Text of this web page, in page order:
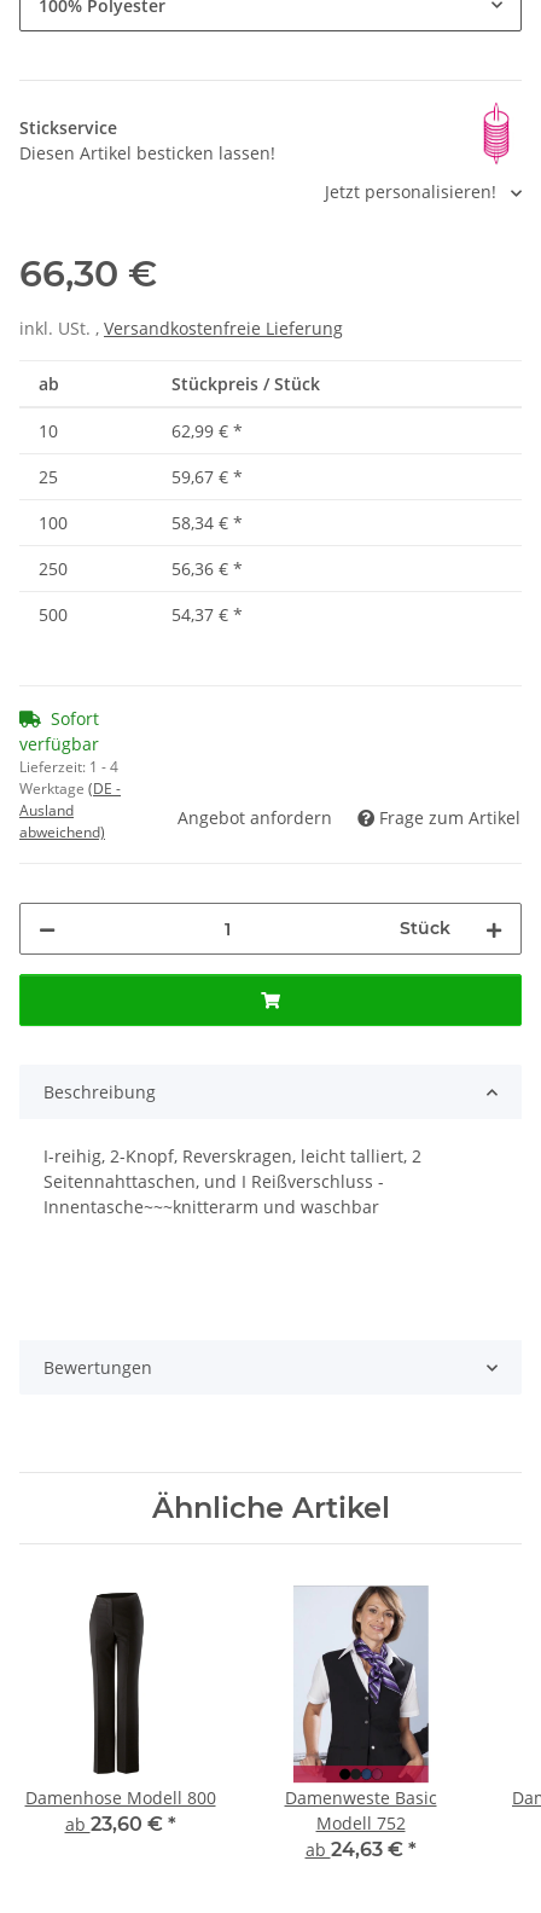
100% Polyester
Stickservice
Diesen Artikel besticken lassen!
Jetzt personalisieren!
66,30 €
inkl. USt. , Versandkostenfreie Lieferung
ab Stückpreis / Stück
10 62,99 € *
25
59,67 € *
100
58,34 € *
250
56,36 € *
500
54,37 € *
Sofort
verfügbar
Lieferzeit: 1 - 4
Werktage (DE -
Ausland
abweichend)
Angebot anfordern Frage zum Artikel
Stück
Beschreibung
I-reihig, 2-Knopf, Reverskragen, leicht talliert, 2
Seitennahttaschen, und I Reißverschluss -
Innentasche~~~knitterarm und waschbar
Bewertungen
Ähnliche Artikel
Damenhose Modell 800
ab 23,60 € *
Damenweste Basic
Modell 752
ab 24,63 € *